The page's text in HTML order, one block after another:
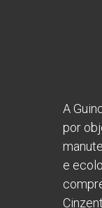
A
por
e